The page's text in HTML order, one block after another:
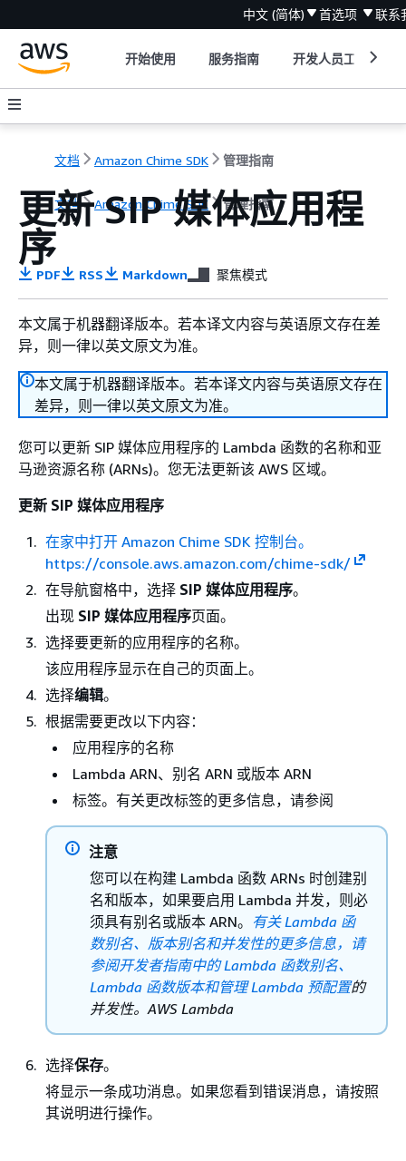
中文 (简体) 首选项 联系
开始使用 服务指南 开发人员工具
文档 Amazon Chime SDK 管理指南
文档 Amazon Chime SDK 管理指南
更新 SIP 媒体应用程
序
PDF RSS Markdown 聚焦模式
本文属于机器翻译版本。若本译文内容与英语原文存在差
异，则一律以英文原文为准。
本文属于机器翻译版本。若本译文内容与英语原文存在
差异，则一律以英文原文为准。
您可以更新 SIP 媒体应用程序的 Lambda 函数的名称和亚
马逊资源名称 (ARNs)。您无法更新该 AWS 区域。
更新 SIP 媒体应用程序
在家中打开 Amazon Chime SDK 控制台。
https://console.aws.amazon.com/chime-sdk/
在导航窗格中，选择 SIP 媒体应用程序。
出现 SIP 媒体应用程序页面。
选择要更新的应用程序的名称。
该应用程序显示在自己的页面上。
选择编辑。
根据需要更改以下内容：
应用程序的名称
Lambda ARN、别名 ARN 或版本 ARN
标签。有关更改标签的更多信息，请参阅
注意
您可以在构建 Lambda 函数 ARNs 时创建别
名和版本，如果要启用 Lambda 并发，则必
须具有别名或版本 ARN。 有关 Lambda 函
数别名、版本别名和并发性的更多信息，请
参阅开发者指南中的 Lambda 函数别名、
Lambda 函数版本和管理 Lambda 预配置的
并发性。AWS Lambda
选择保存。
将显示一条成功消息。如果您看到错误消息，请按照
其说明进行操作。